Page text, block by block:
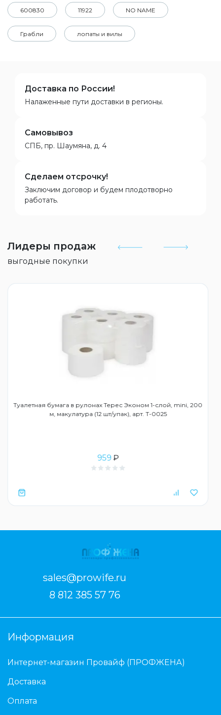
600830 11922 NO NAME
Грабли лопаты и вилы
Доставка по России!
Налаженные пути доставки в регионы.
Самовывоз
СПБ, пр. Шаумяна, д. 4
Сделаем отсрочку!
Заключим договор и будем плодотворно
работать.
Лидеры продаж
выгодные покупки
Туалетная бумага в рулонах Терес Эконом 1-слой, mini, 200
м, макулатура (12 шт/упак), арт. Т-0025
959₽
sales@prowife.ru
8 812 385 57 76
Информация
Интернет-магазин Провайф (ПРОФЖЕНА)
Доставка
Оплата